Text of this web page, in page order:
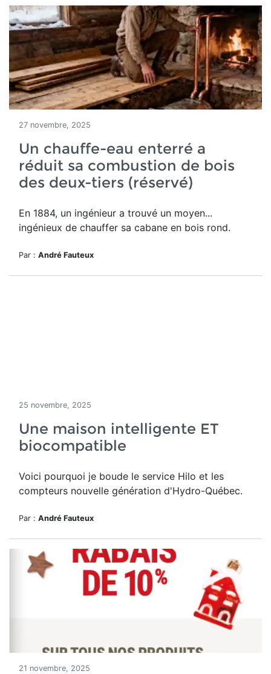
27 novembre, 2025
Un chauffe-eau enterré a
réduit sa combustion de bois
des deux-tiers (réservé)
En 1884, un ingénieur a trouvé un moyen...
ingénieux de chauffer sa cabane en bois rond.
Par : André Fauteux
25 novembre, 2025
Une maison intelligente ET
biocompatible
Voici pourquoi je boude le service Hilo et les
compteurs nouvelle génération d'Hydro-Québec.
Par : André Fauteux
21 novembre, 2025